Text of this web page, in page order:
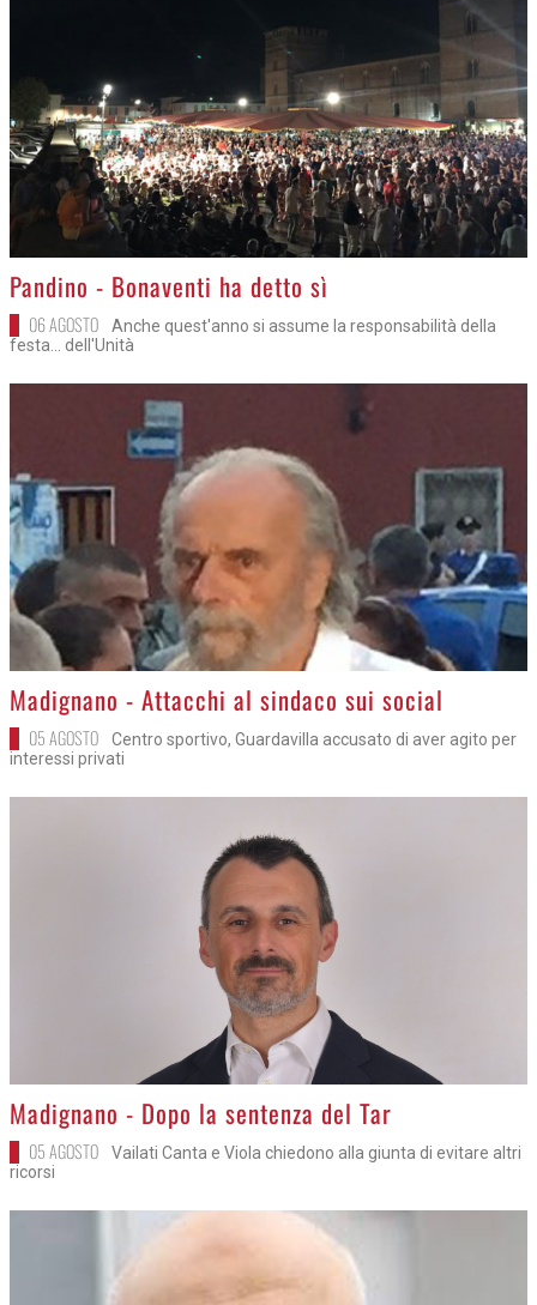
>
Pandino - Bonaventi ha detto sì
06 AGOSTO
Anche quest'anno si assume la responsabilità della
festa... dell'Unità
>Madignano - Attacchi al sindaco sui social
05 AGOSTO
Centro sportivo, Guardavilla accusato di aver agito per
interessi privati
>Madignano - Dopo la sentenza del Tar
05 AGOSTO
Vailati Canta e Viola chiedono alla giunta di evitare altri
ricorsi